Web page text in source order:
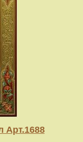
Арт.1688